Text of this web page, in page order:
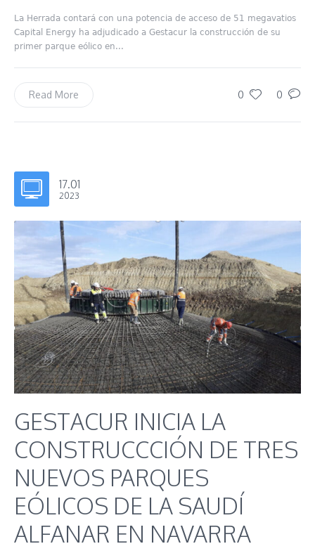
La Herrada contará con una potencia de acceso de 51 megavatios
Capital Energy ha adjudicado a Gestacur la construcción de su
primer parque eólico en...
0 0
Read More
17.01
2023
GESTACUR INICIA LA
CONSTRUCCCIÓN DE TRES
NUEVOS PARQUES
EÓLICOS DE LA SAUDÍ
ALFANAR EN NAVARRA